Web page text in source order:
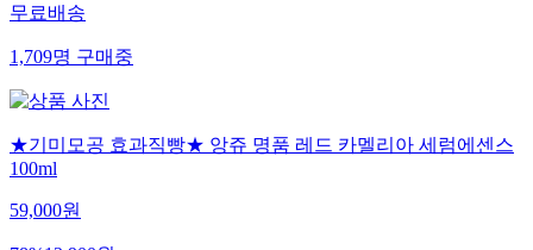
무료배송
1,709명구매중
★기미모공 효과직빵★ 앙쥬 명품 레드 카멜리아 세럼에센스
100ml
59,000원